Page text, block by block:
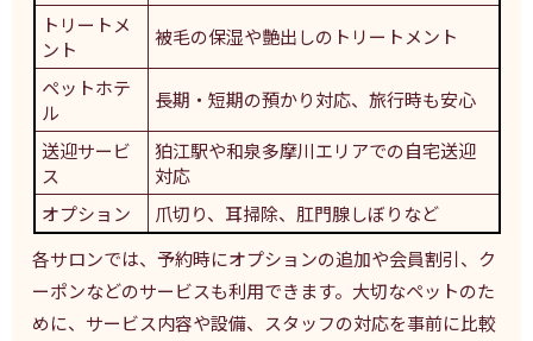
トリートメ
ント
被毛の保湿や艶出しのトリートメント
ペットホテ
ル
長期・短期の預かり対応、旅行時も安心
送迎サービ
ス
狛江駅や和泉多摩川エリアでの自宅送迎
対応
オプション
爪切り、耳掃除、肛門腺しぼりなど
各サロンでは、予約時にオプションの追加や会員割引、ク
ーポンなどのサービスも利用できます。大切なペットのた
めに、サービス内容や設備、スタッフの対応を事前に比較